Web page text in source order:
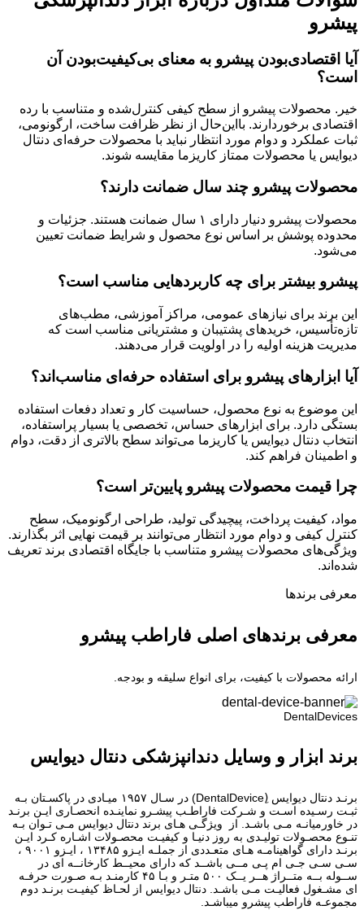
پیشرو
آیا اقتصادی‌بودن پیشرو به معنای بی‌کیفیت‌بودن آن
است؟
خیر. محصولات پیشرو از سطح کیفی کنترل‌شده و متناسب با رده
اقتصادی برخوردارند. بااین‌حال از نظر ظرافت ساخت، ارگونومی،
ثبات عملکرد و دوام مورد انتظار نباید با محصولات حرفه‌ای دنتال
دیوایس یا محصولات ممتاز کاریزما مقایسه شوند.
محصولات پیشرو چند سال ضمانت دارند؟
محصولات پیشرو دنیار دارای ۱ سال ضمانت هستند. جزئیات و
محدوده پوشش بر اساس نوع محصول و شرایط ضمانت تعیین
می‌شود.
پیشرو بیشتر برای چه کاربردهایی مناسب است؟
این برند برای نیازهای عمومی، مراکز آموزشی، مطب‌های
تازه‌تأسیس، خریدهای پشتیبان و مشتریانی مناسب است که
مدیریت هزینه اولیه را در اولویت قرار می‌دهند.
آیا ابزارهای پیشرو برای استفاده حرفه‌ای مناسب‌اند؟
این موضوع به نوع محصول، حساسیت کار و تعداد دفعات استفاده
بستگی دارد. برای ابزارهای حساس، تخصصی یا بسیار پراستفاده،
انتخاب دنتال دیوایس یا کاریزما می‌تواند سطح بالاتری از دقت، دوام
و اطمینان فراهم کند.
چرا قیمت محصولات پیشرو پایین‌تر است؟
مواد، کیفیت پرداخت، پیچیدگی تولید، طراحی ارگونومیک، سطح
کنترل کیفی و دوام مورد انتظار می‌توانند بر قیمت نهایی اثر بگذارند.
ویژگی‌های محصولات پیشرو متناسب با جایگاه اقتصادی برند تعریف
شده‌اند.
معرفی برند‌ها
معرفی برندهای اصلی فاراطب پیشرو
ارائه محصولات با کیفیت، برای انواع سلیقه و بودجه.
DentalDevices
برند ابزار و وسایل دندانپزشکی دنتال دیوایس
برنـد دنتال دیوایس (ِDentalDevice) در سـال ۱۹۵۷ میـادی در پاکسـتان بـه
ثبـت رسـیده اسـت و شـرکت فاراطـب پیشـرو نماینـده انحصـاری ایـن برنـد
در خاورمیانـه مـی باشـد. از ویژگـی هـای برند دنتال دیوایس مـی تـوان بـه
تنـوع محصـولات تولیـدی به روز دنیـا و کیفیـت محصـولات اشـاره کـرد ایـن
برنـد دارای گواهینامـه هـای متعـددی از جملـه ایـزو ۱۳۴۸۵ ، ایـزو ۹۰۰۱ ،
سـی سـی جـی ام پـی مــی باشــد که دارای محیــط کارخانــه ای در
ســوله بــه متــراژ هــر یــک ۵۰۰ متـر و بـا ۴۵ کارمنـد بـه صـورت حرفـه
ای مشـغول فعالیـت مـی باشـد. دنتال دیوایس از لحـاظ کیفیـت برنـد دوم
مجموعـه فاراطب پیشرو میباشـد.